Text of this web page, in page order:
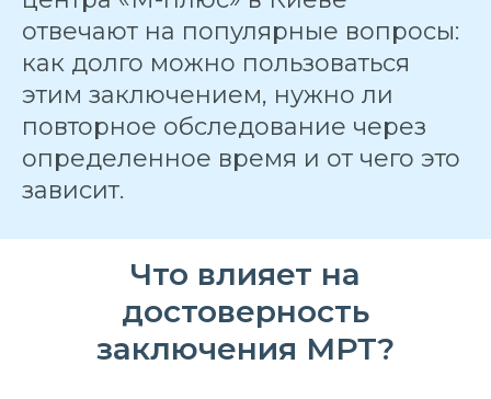
отвечают на популярные вопросы:
как долго можно пользоваться
этим заключением, нужно ли
повторное обследование через
определенное время и от чего это
зависит.
Что влияет на
достоверность
заключения МРТ?